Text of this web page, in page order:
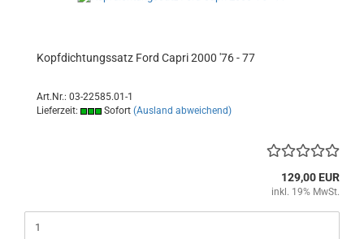
Kopfdichtungssatz Ford Capri 2000 '76 - 77
Art.Nr.: 03-22585.01-1
Lieferzeit:
Sofort (Ausland abweichend)
129,00 EUR
inkl. 19% MwSt.